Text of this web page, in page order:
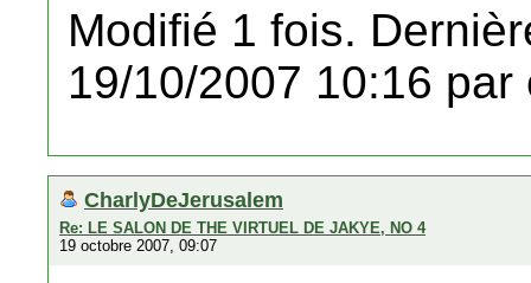
Modifié 1 fois.
19/10/2007 10:16 par
CharlyDeJerusalem
Re: LE SALON DE THE VIRTUEL DE JAKYE, NO 4
19 octobre 2007, 09:07